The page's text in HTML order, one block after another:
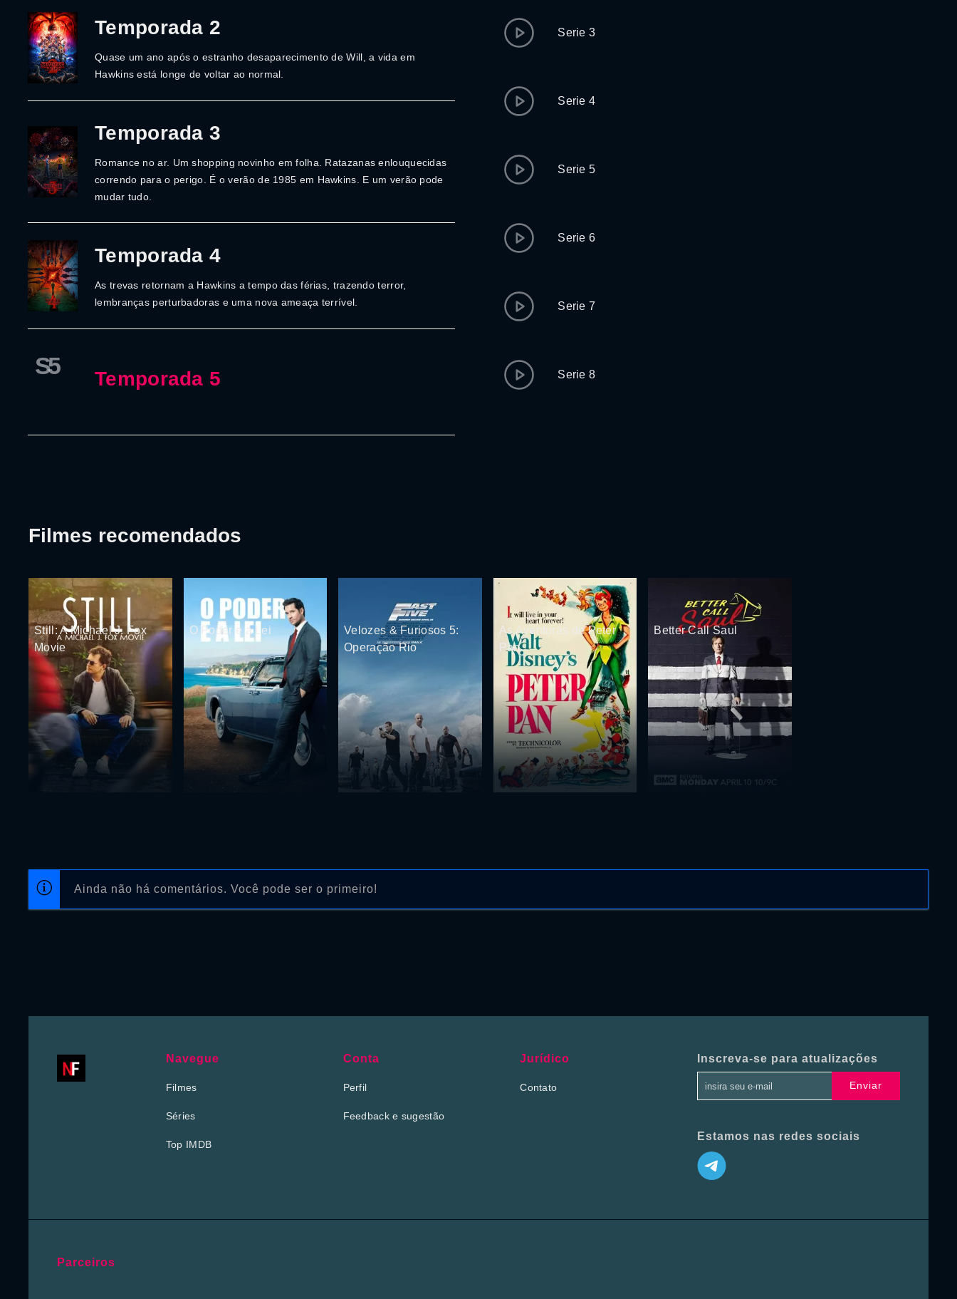
Temporada 2
Quase um ano após o estranho desaparecimento de Will, a vida em
Hawkins está longe de voltar ao normal.
Temporada 3
Romance no ar. Um shopping novinho em folha. Ratazanas enlouquecidas
correndo para o perigo. É o verão de 1985 em Hawkins. E um verão pode
mudar tudo.
Temporada 4
As trevas retornam a Hawkins a tempo das férias, trazendo terror,
lembranças perturbadoras e uma nova ameaça terrível.
S5 Temporada 5
Serie 3
Serie 4
Serie 5
Serie 6
Serie 7
Serie 8
Ainda não há comentários. Você pode ser o primeiro!
Filmes recomendados
Still: A Michael J. Fox
Movie
O Poder e a Lei
Velozes & Furiosos 5:
Operação Rio
As Aventuras de Peter
Pan
Better Call Saul
Navegue
Filmes
Séries
Top IMDB
Conta
Perfil
Feedback e sugestão
Jurídico
Contato
Inscreva-se para atualizações
Enviar
Estamos nas redes sociais
Parceiros